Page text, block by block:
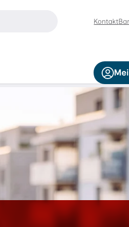
die Pfeiltasten nach oben
Kontakt